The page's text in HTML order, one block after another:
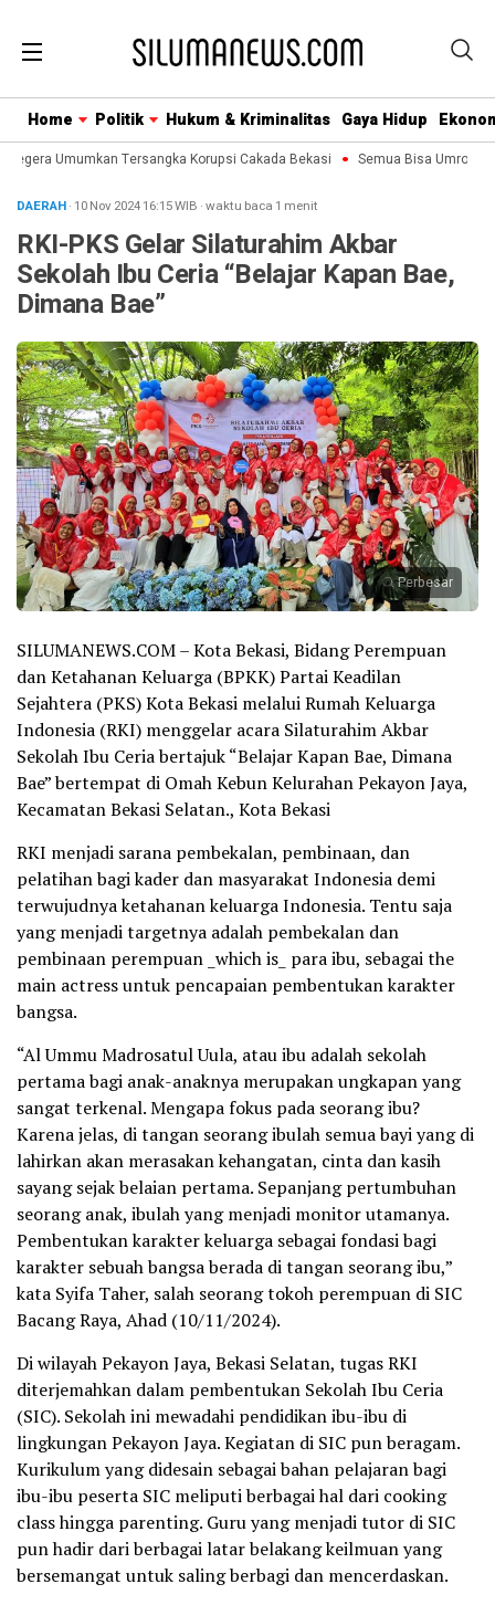
Home Politik Hukum & Kriminalitas Gaya Hidup
Umumkan Tersangka Korupsi Cakada Bekasi Semua Bisa Umroh
DAERAH· 10 Nov 202416:15WIB ·waktu baca 1 menit
RKI-PKS Gelar Silaturahim Akbar
Sekolah Ibu Ceria “Belajar Kapan Bae,
Dimana Bae”
Perbesar
SILUMANEWS.COM – Kota Bekasi, Bidang Perempuan
dan Ketahanan Keluarga (BPKK) Partai Keadilan
Sejahtera (PKS) Kota Bekasi melalui Rumah Keluarga
Indonesia (RKI) menggelar acara Silaturahim Akbar
Sekolah Ibu Ceria bertajuk “Belajar Kapan Bae, Dimana
Bae” bertempat di Omah Kebun Kelurahan Pekayon Jaya,
Kecamatan Bekasi Selatan., Kota Bekasi
RKI menjadi sarana pembekalan, pembinaan, dan
pelatihan bagi kader dan masyarakat Indonesia demi
terwujudnya ketahanan keluarga Indonesia. Tentu saja
yang menjadi targetnya adalah pembekalan dan
pembinaan perempuan _which is_ para ibu, sebagai the
main actress untuk pencapaian pembentukan karakter
bangsa.
“Al Ummu Madrosatul Uula, atau ibu adalah sekolah
pertama bagi anak-anaknya merupakan ungkapan yang
sangat terkenal. Mengapa fokus pada seorang ibu?
Karena jelas, di tangan seorang ibulah semua bayi yang di
lahirkan akan merasakan kehangatan, cinta dan kasih
sayang sejak belaian pertama. Sepanjang pertumbuhan
seorang anak, ibulah yang menjadi monitor utamanya.
Pembentukan karakter keluarga sebagai fondasi bagi
karakter sebuah bangsa berada di tangan seorang ibu,”
kata Syifa Taher, salah seorang tokoh perempuan di SIC
Bacang Raya, Ahad (10/11/2024).
Di wilayah Pekayon Jaya, Bekasi Selatan, tugas RKI
diterjemahkan dalam pembentukan Sekolah Ibu Ceria
(SIC). Sekolah ini mewadahi pendidikan ibu-ibu di
lingkungan Pekayon Jaya. Kegiatan di SIC pun beragam.
Kurikulum yang didesain sebagai bahan pelajaran bagi
ibu-ibu peserta SIC meliputi berbagai hal dari cooking
class hingga parenting. Guru yang menjadi tutor di SIC
pun hadir dari berbagai latar belakang keilmuan yang
bersemangat untuk saling berbagi dan mencerdaskan.